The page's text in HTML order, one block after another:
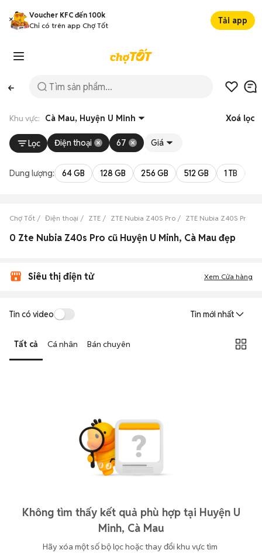
Voucher KFC đến 100k
Chỉ có trên app Chợ Tốt
Tải app
Khu vực: Cà Mau, Huyện U Minh Xoá lọc
Lọc Điện thoại 67 Giá
Dung lượng: 64 GB 128 GB 256 GB 512 GB 1 TB
Chợ Tốt Điện thoại ZTE ZTE Nubia Z40S Pro ZTE Nubia Z40S Pro
0 Zte Nubia Z40s Pro cũ Huyện U Minh, Cà Mau đẹp
Siêu thị điện tử Xem Cửa hàng
Tin có video Tin mới nhất
Tất cả Cá nhân Bán chuyên
Không tìm thấy kết quả phù hợp tại Huyện U
Minh, Cà Mau
Hãy xóa một số bộ lọc hoặc thay đổi khu vực tìm